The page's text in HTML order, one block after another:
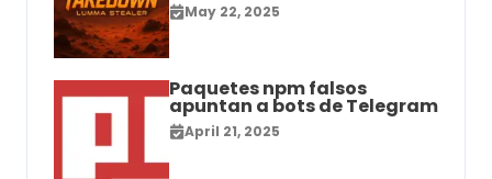
May 22, 2025
Paquetes npm falsos
apuntan a bots de Telegram
April 21, 2025